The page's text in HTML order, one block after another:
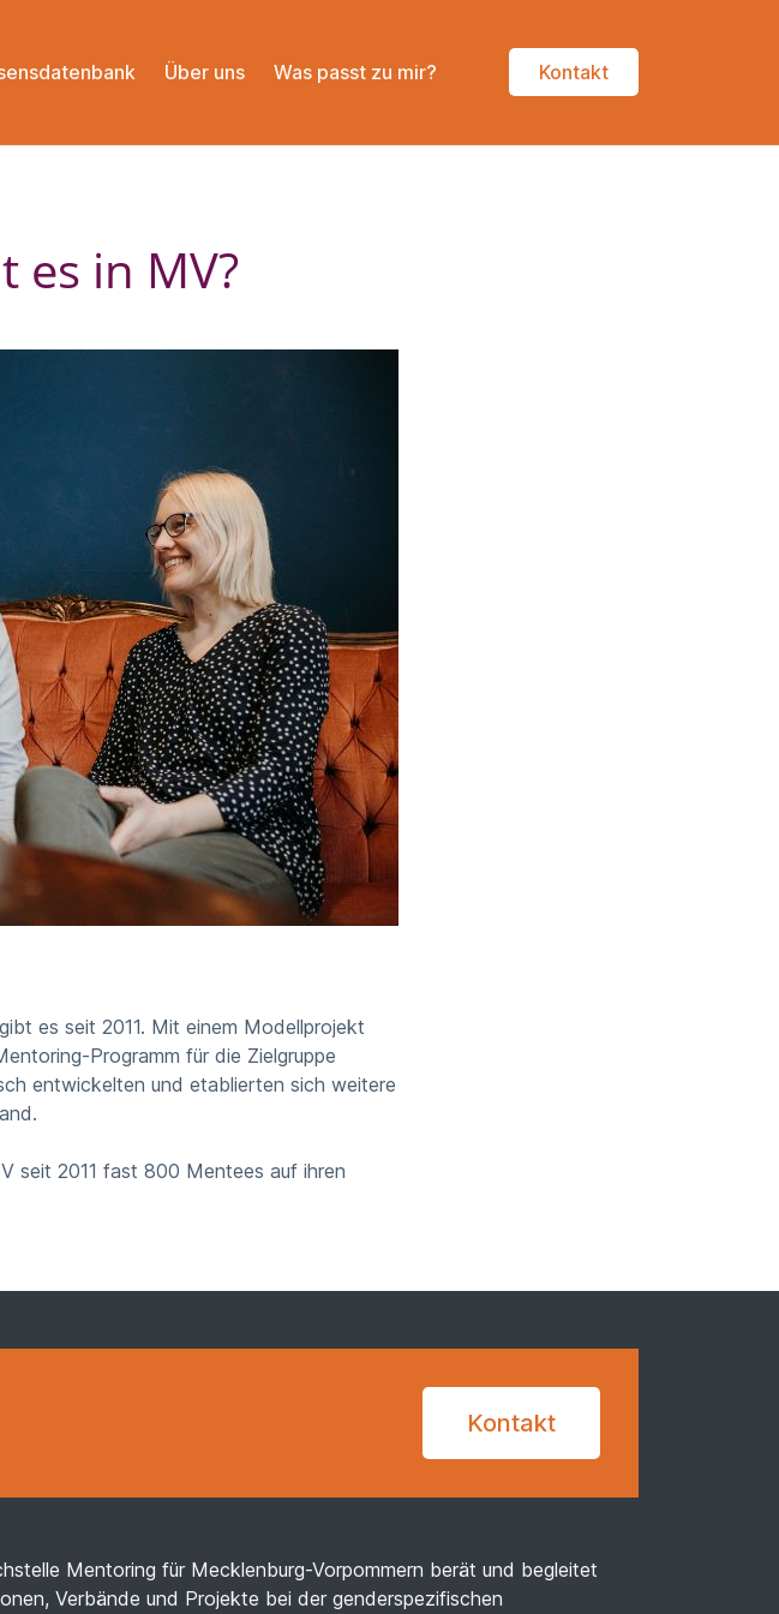
Über uns Was passt zu mir? Kontakt
es in MV?
es seit 2011. Mit einem Modellprojekt
Programm für die Zielgruppe
entwickelten und etablierten sich weitere
seit 2011 fast 800 Mentees auf ihren
Kontakt
Mentoring für Mecklenburg-Vorpommern berät und begleitet
Verbände und Projekte bei der genderspezifischen